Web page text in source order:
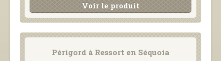
Voir le produit
Périgord à Ressort en Séquoia